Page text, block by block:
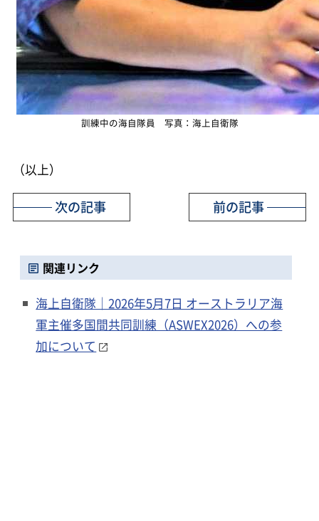
訓練中の海自隊員 写真：海上自衛隊
（以上）
前の記事
次の記事
関連リンク
海上自衛隊｜2026年5月7日 オーストラリア海
軍主催多国間共同訓練（ASWEX2026）への参
加について